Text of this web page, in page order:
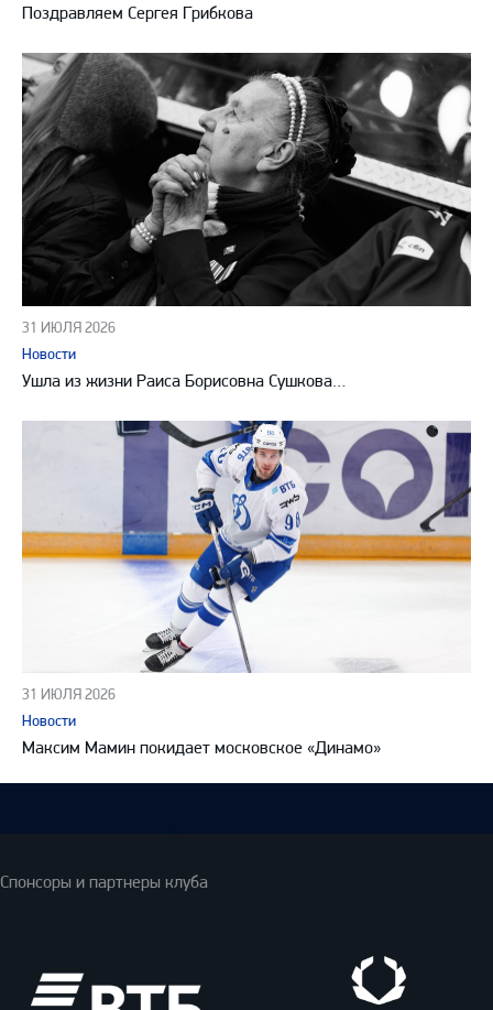
Поздравляем Сергея Грибкова
31 ИЮЛЯ 2026
Новости
Ушла из жизни Раиса Борисовна Сушкова…
31 ИЮЛЯ 2026
Новости
Максим Мамин покидает московское «Динамо»
Спонсоры и партнеры клуба